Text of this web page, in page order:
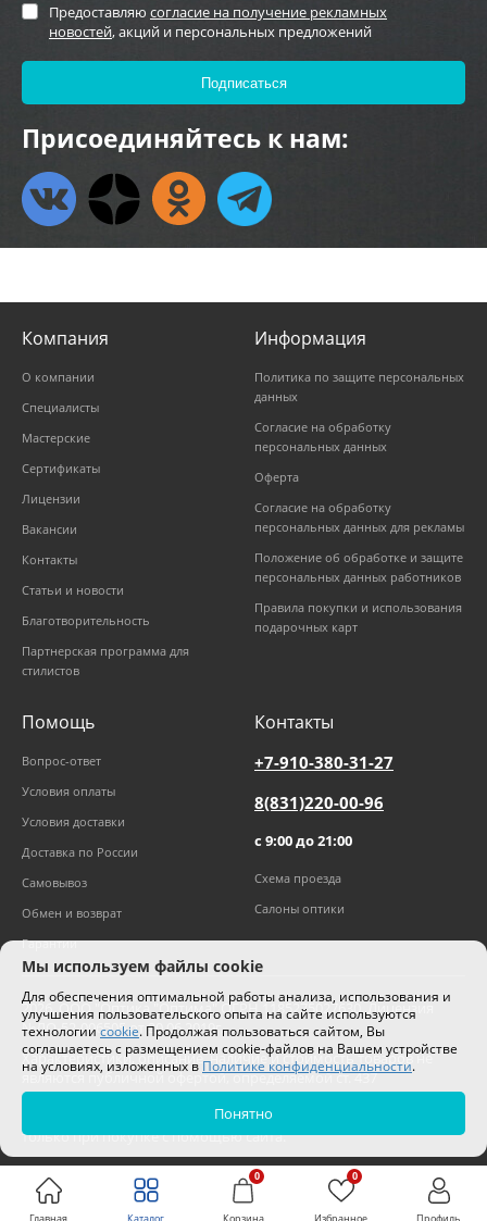
Предоставляю согласие на получение рекламных
новостей, акций и персональных предложений
Присоединяйтесь к нам:
Компания
О компании
Специалисты
Мастерские
Сертификаты
Лицензии
Вакансии
Контакты
Статьи и новости
Благотворительность
Партнерская программа для
стилистов
Информация
Политика по защите персональных
данных
Согласие на обработку
персональных данных
Оферта
Согласие на обработку
персональных данных для рекламы
Положение об обработке и защите
персональных данных работников
Правила покупки и использования
подарочных карт
Помощь
Вопрос-ответ
Условия оплаты
Условия доставки
Доставка по России
Самовывоз
Обмен и возврат
Гарантии
Контакты
+7-910-380-31-27
8(831)220-00-96
с 9:00 до 21:00
Схема проезда
Салоны оптики
2026,ООО "Оптика "Оптима"ОГРН 1185275027630. Лицензия
№ЛО-52-006505 от 20.06.2019г.
Характеристики, описание, наличие и стоимость товаров не
являются публичной офертой, определяемой ст. 437
Гражданского кодекса РФ.
Цены на сайте могут отличаться от цен в салонах и действуют
только при покупке с помощью сайта.
0 0
Мы используем файлы cookie
Для обеспечения оптимальной работы анализа, использования и
улучшения пользовательского опыта на сайте используются
технологии cookie. Продолжая пользоваться сайтом, Вы
соглашаетесь с размещением cookie-файлов на Вашем устройстве
на условиях, изложенных в Политике конфиденциальности.
Понятно